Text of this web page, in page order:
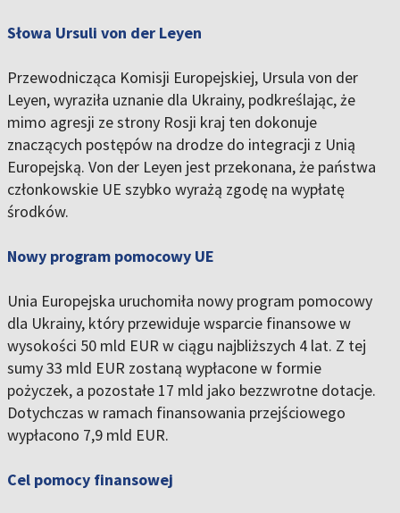
Słowa Ursuli von der Leyen
Przewodnicząca Komisji Europejskiej, Ursula von der
Leyen, wyraziła uznanie dla Ukrainy, podkreślając, że
mimo agresji ze strony Rosji kraj ten dokonuje
znaczących postępów na drodze do integracji z Unią
Europejską. Von der Leyen jest przekonana, że państwa
członkowskie UE szybko wyrażą zgodę na wypłatę
środków.
Nowy program pomocowy UE
Unia Europejska uruchomiła nowy program pomocowy
dla Ukrainy, który przewiduje wsparcie finansowe w
wysokości 50 mld EUR w ciągu najbliższych 4 lat. Z tej
sumy 33 mld EUR zostaną wypłacone w formie
pożyczek, a pozostałe 17 mld jako bezzwrotne dotacje.
Dotychczas w ramach finansowania przejściowego
wypłacono 7,9 mld EUR.
Cel pomocy finansowej